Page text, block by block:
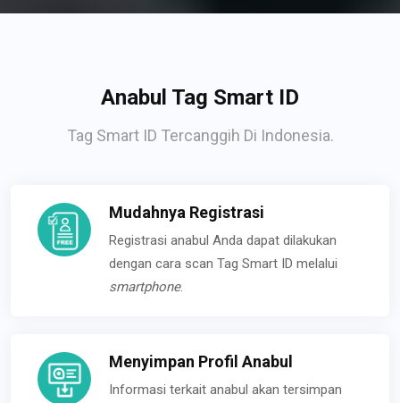
Anabul Tag Smart ID
Tag Smart ID Tercanggih Di Indonesia.
Mudahnya Registrasi
Registrasi anabul Anda dapat dilakukan
dengan cara scan Tag Smart ID melalui
smartphone.
Menyimpan Profil Anabul
Informasi terkait anabul akan tersimpan